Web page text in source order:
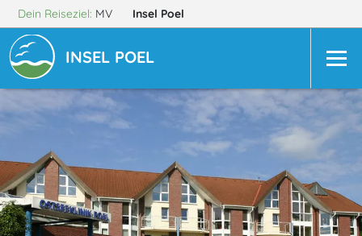
Dein Reiseziel: MV Insel Poel
INSEL POEL